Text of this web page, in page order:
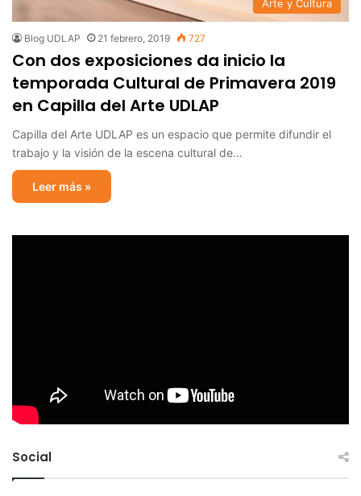
Arte y Cultura
Blog UDLAP 21 febrero, 2019 727
Con dos exposiciones da inicio la
temporada Cultural de Primavera 2019
en Capilla del Arte UDLAP
Capilla del Arte UDLAP es un espacio que permite difundir el
trabajo y la visión de la escena cultural de…
Leer más »
Social